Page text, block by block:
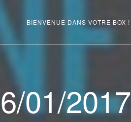
BIENVENUE DANS VOTRE BOX !
01/2017